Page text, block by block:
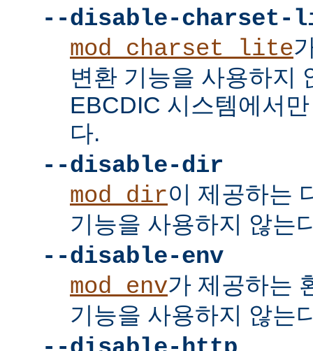
--disable-charset-
mod_charset_lite
변환 기능을 사용하지
EBCDIC 시스템에서
다.
--disable-dir
mod_dir이 제공하는
기능을 사용하지 않는
--disable-env
mod_env가 제공하는
기능을 사용하지 않는